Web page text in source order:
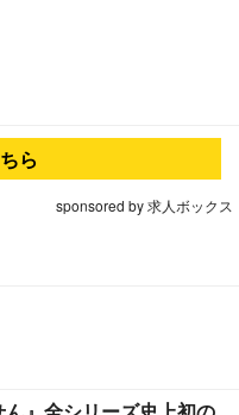
ら
sponsored by 求人ボックス